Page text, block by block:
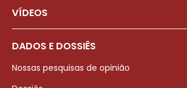
VÍDEOS
DADOS E DOSSIÊS
Nossas pesquisas de opinião